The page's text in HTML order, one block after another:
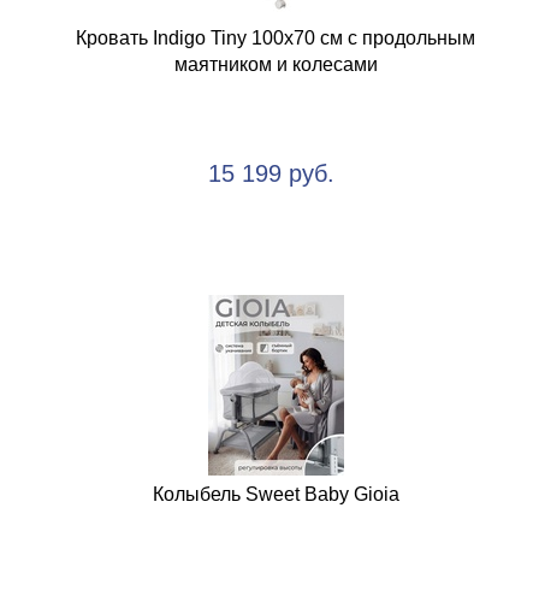
Кровать Indigo Tiny 100х70 см с продольным
маятником и колесами
15 199 руб.
Колыбель Sweet Baby Gioia